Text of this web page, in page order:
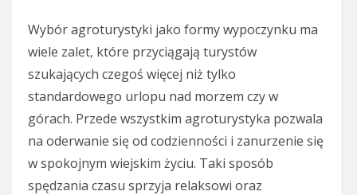
Wybór agroturystyki jako formy wypoczynku ma
wiele zalet, które przyciągają turystów
szukających czegoś więcej niż tylko
standardowego urlopu nad morzem czy w
górach. Przede wszystkim agroturystyka pozwala
na oderwanie się od codzienności i zanurzenie się
w spokojnym wiejskim życiu. Taki sposób
spędzania czasu sprzyja relaksowi oraz